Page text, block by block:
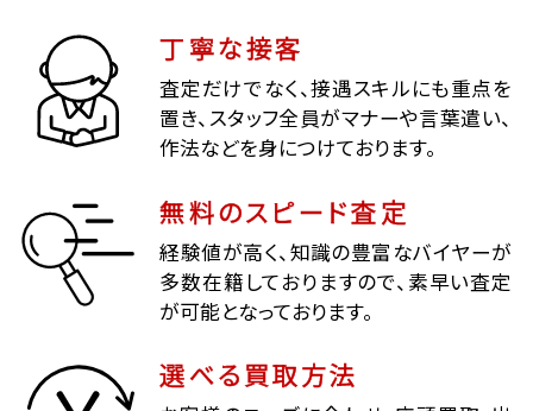
丁寧な接客
査定だけでなく、接遇スキルにも重点を
置き、スタッフ全員がマナーや言葉遣い、
作法などを身につけております。
無料のスピード査定
経験値が高く、知識の豊富なバイヤーが
多数在籍しておりますので、素早い査定
が可能となっております。
選べる買取方法